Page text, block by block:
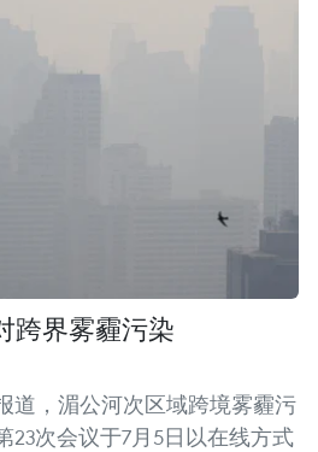
跨界雾霾污染
道，湄公河次区域跨境雾霾污
23次会议于7月5日以在线方式